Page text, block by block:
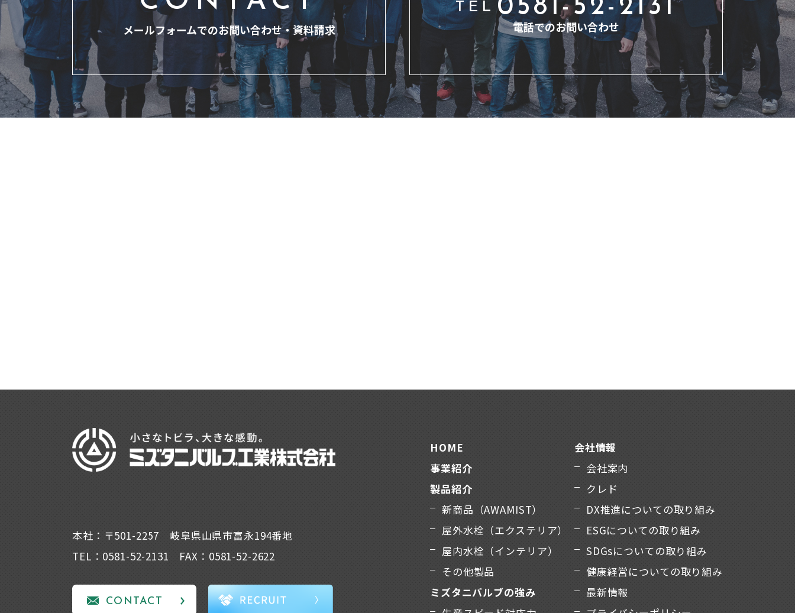
メールフォームでのお問い合わせ・資料請求
TEL 0581-52-2131
電話でのお問い合わせ
本社：〒501-2257 岐阜県山県市富永194番地
TEL：0581-52-2131 FAX：0581-52-2622
CONTACT
HOME
事業紹介
製品紹介
新商品（AWAMIST）
屋外水栓（エクステリア）
屋内水栓（インテリア）
その他製品
ミズタニバルブの強み
会社情報
会社案内
クレド
DX推進についての取り組み
ESGについての取り組み
SDGsについての取り組み
健康経営についての取り組み
最新情報